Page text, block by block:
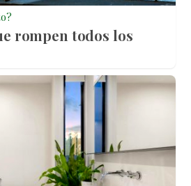
rompen todos los